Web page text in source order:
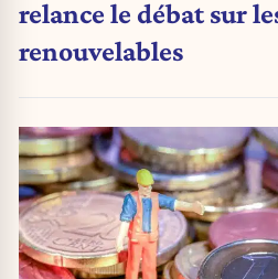
relance le débat sur
renouvelables